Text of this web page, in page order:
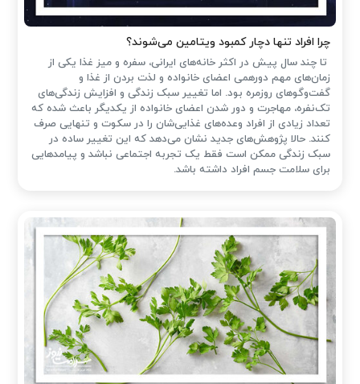
چرا افراد تنها دچار کمبود ویتامین می‌شوند؟
تا چند سال پیش در اکثر خانه‌های ایرانی، سفره و میز غذا یکی از
زمان‌های مهم دورهمی اعضای خانواده و لذت بردن از غذا و
گفت‌وگوهای روزمره بود. اما تغییر سبک زندگی و افزایش زندگی‌های
تک‌نفره، مهاجرت و دور شدن اعضای خانواده از یکدیگر باعث شده که
تعداد زیادی از افراد وعده‌های غذایی‌شان را در سکوت و تنهایی صرف
کنند. حالا پژوهش‌های جدید نشان می‌دهد که این تغییر ساده در
سبک زندگی ممکن است فقط یک تجربه اجتماعی نباشد و پیامدهایی
برای سلامت جسم افراد داشته باشد.